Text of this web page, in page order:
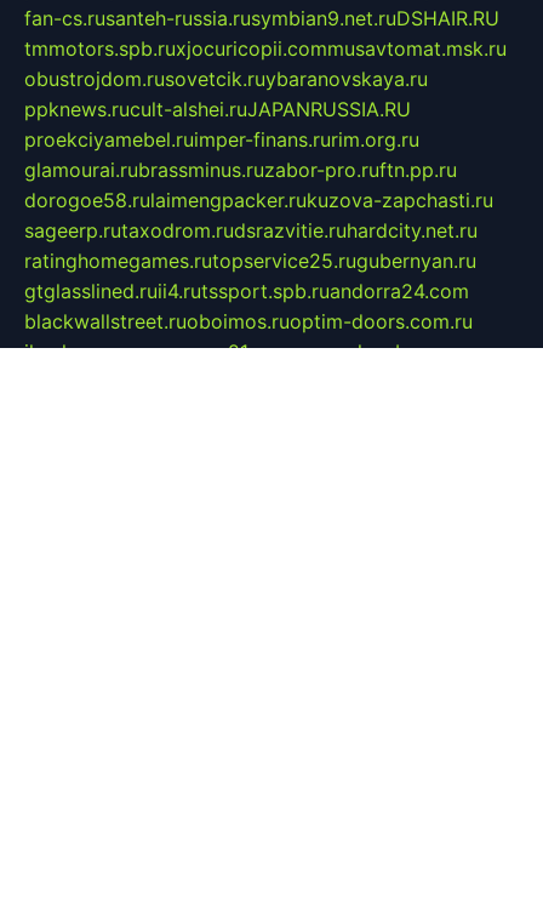
fan-cs.rusanteh-russia.rusymbian9.net.ruDSHAIR.RU
tmmotors.spb.ruxjocuricopii.commusavtomat.msk.ru
obustrojdom.rusovetcik.ruybaranovskaya.ru
ppknews.rucult-alshei.ruJAPANRUSSIA.RU
proekciyamebel.ruimper-finans.rurim.org.ru
glamourai.rubrassminus.ruzabor-pro.ruftn.pp.ru
dorogoe58.rulaimengpacker.rukuzova-zapchasti.ru
sageerp.rutaxodrom.rudsrazvitie.ruhardcity.net.ru
ratinghomegames.rutopservice25.rugubernyan.ru
gtglasslined.ruii4.rutssport.spb.ruandorra24.com
blackwallstreet.ruoboimos.ruoptim-doors.com.ru
ikuch.runycr.org.runpa21.ruvremya-ch.spb.ru